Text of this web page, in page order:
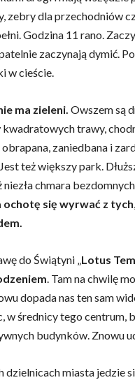
zebry dla przechodniów
Godzina 11 rano.
zaczynają dymić.
w cieście.
ma zieleni. Owszem są
trawy,
zaniedbana i
też większy park.
niezła chmara
ochotę się wyrwać z tych
do Świątyni „Lotus
. Tam na chwilę
dopada nas ten sam
w średnicy tego centrum,
budynków. Znowu
dzielnicach miasta jedzie